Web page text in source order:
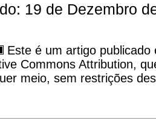
19 de Dezembro
Este é um artigo
Commons Attribution,
meio, sem restrições